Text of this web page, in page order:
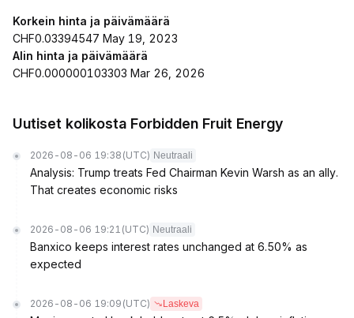
Korkein hinta ja päivämäärä
CHF0.03394547 May 19, 2023
Alin hinta ja päivämäärä
CHF0.000000103303 Mar 26, 2026
Uutiset kolikosta Forbidden Fruit Energy
2026-08-06 19:38 (UTC) Neutraali
Analysis: Trump treats Fed Chairman Kevin Warsh as an ally.
That creates economic risks
2026-08-06 19:21 (UTC) Neutraali
Banxico keeps interest rates unchanged at 6.50% as
expected
2026-08-06 19:09 (UTC) Laskeva